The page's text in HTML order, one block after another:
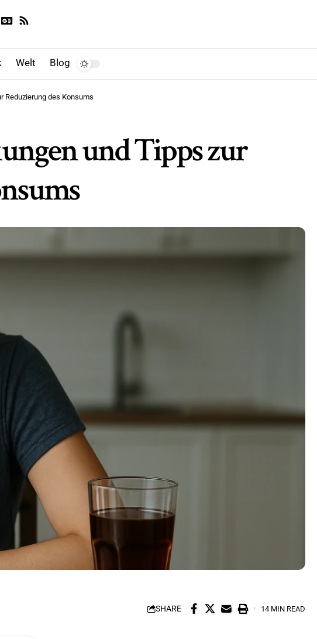
Welt Blog
Reduzierung des Konsums
und Tipps zur
SHARE 14 MIN READ